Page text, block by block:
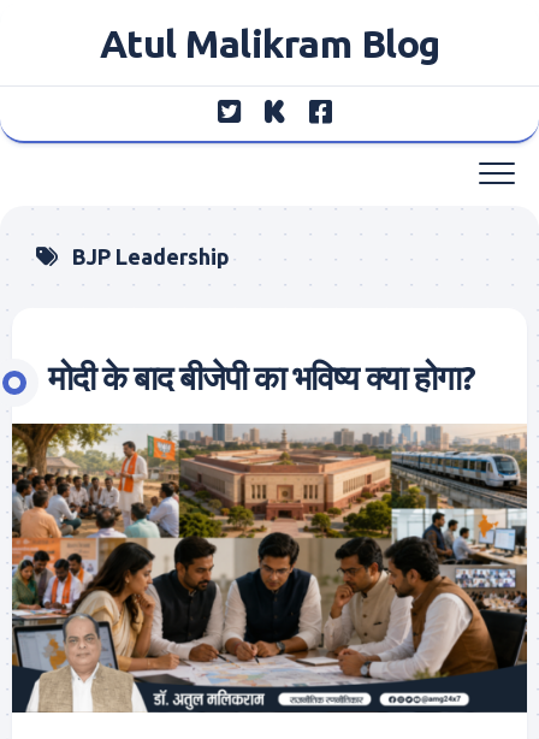
Atul Malikram Blog
BJP Leadership
मोदी के बाद बीजेपी का भविष्य क्या होगा?